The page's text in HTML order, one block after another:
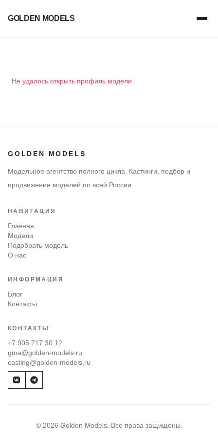
GOLDEN MODELS
Не удалось открыть профиль модели.
GOLDEN MODELS
Модельное агентство полного цикла. Кастинги, подбор и
продвижение моделей по всей России.
НАВИГАЦИЯ
Главная
Модели
Подобрать модель
О нас
ИНФОРМАЦИЯ
Блог
Контакты
КОНТАКТЫ
+7 905 717 30 12
gma@golden-models.ru
casting@golden-models.ru
© 2026 Golden Models. Все права защищены.